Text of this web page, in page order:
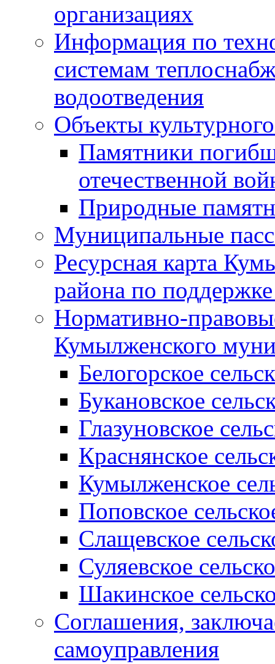
организациях
Информация по
системам
водоотведения
Объекты
Памятники
отечественной
Природные
Муниципальные
Ресурсная карта
района по
Нормативно-
Кумылженского
Белогорское
Букановское
Глазуновское
Краснянское
Кумылженское
Поповское
Слащевское
Суляевское
Шакинское
Соглашения,
самоуправления